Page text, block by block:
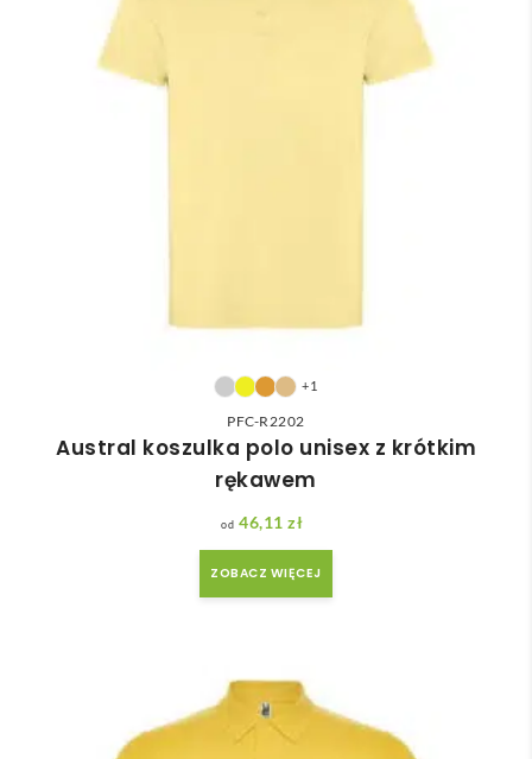
+1
PFC-R2202
Austral koszulka polo unisex z krótkim
rękawem
46,11zł
ZOBACZ WIĘCEJ